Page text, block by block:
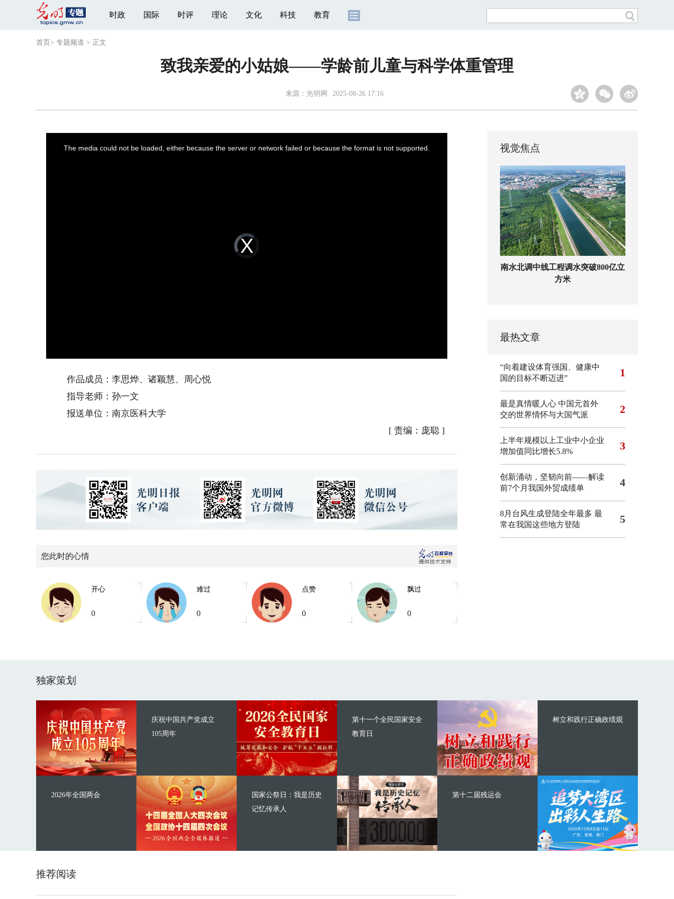
时政 国际 时评 理论 文化 科技 教育
首页 > 专题频道 > 正文
致我亲爱的小姑娘——学龄前儿童与科学体重管理
来源： 光明网 2025-08-26 17:16
Video
Player
is
loading.
The media could not be loaded, either because the server or network failed or because the format is not supported.
作品成员：李思烨、诸颖慧、周心悦
指导老师：孙一文
报送单位：南京医科大学
[ 责编：庞聪 ]
您此时的心情
开心
0
难过
0
点赞
0
飘过
0
视觉焦点
南水北调中线工程调水突破800亿立
方米
最热文章
“向着建设体育强国、健康中
国的目标不断迈进”
1
最是真情暖人心 中国元首外
交的世界情怀与大国气派
2
上半年规模以上工业中小企业
增加值同比增长5.8%
3
创新涌动，坚韧向前——解读
前7个月我国外贸成绩单
4
8月台风生成登陆全年最多 最
常在我国这些地方登陆
5
独家策划
庆祝中国共产党成立
105周年
2026年全国两会
第十一个全民国家安全
教育日
国家公祭日：我是历史
记忆传承人
树立和践行正确政绩观
第十二届残运会
推荐阅读